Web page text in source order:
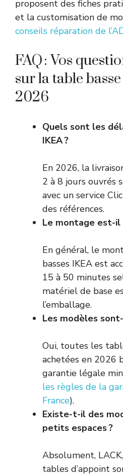
proposent des fiches
et la customisation de
conseils réparation de
FAQ : Vos
sur la table
2026
Quels sont les
IKEA ?
En 2026, la
2 à 8 jours ouvrés
avec un service
des références.
Le montage est-il
En général, le
basses IKEA est
15 à 50 minutes
matériel de base
l’emballage.
Les modèles
Oui, toutes les
achetées en 2026
garantie légale
les règles de la
France).
Existe-t-il des
petits espaces ?
Absolument,
tables d’appoint